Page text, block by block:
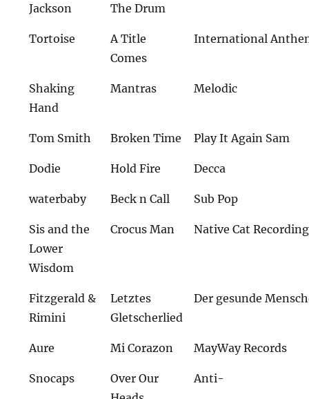
Jackson
The Drum
Tortoise
A Title
Comes
International
Shaking
Hand
Mantras Melodic
Tom Smith Broken Time Play It Again Sam
Dodie Hold Fire Decca
waterbaby Beck n Call Sub Pop
Sis and the
Lower
Wisdom
Crocus Man Native Cat
Fitzgerald &
Rimini
Letztes
Gletscherlied
Der gesunde
Aure Mi Corazon MayWay Records
Snocaps
Over Our
Anti-